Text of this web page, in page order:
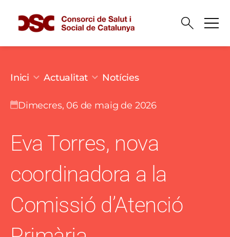
Fil d'ariadna
Inici Actualitat Notícies
dimecres, 06 de maig de 2026
Eva Torres, nova
coordinadora a la
Comissió d’Atenció